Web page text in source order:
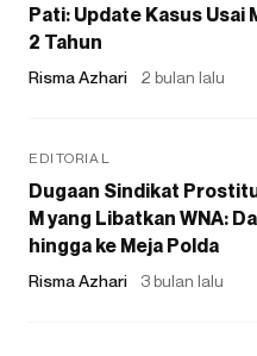
Pati: Update Kasus Usai
2 Tahun
Risma Azhari 2 bulan lalu
EDITORIAL
Dugaan Sindikat
M yang Libatkan WNA:
hingga ke Meja Polda
Risma Azhari 3 bulan lalu